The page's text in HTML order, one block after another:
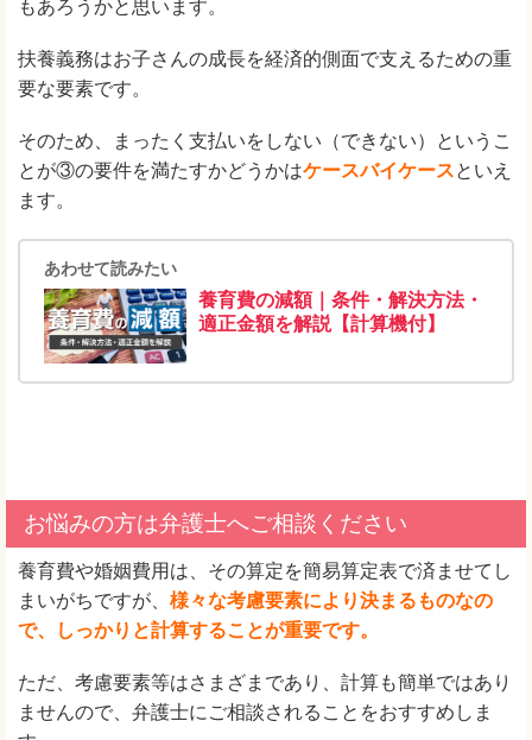
もあろうかと思います。
扶養義務はお子さんの成長を経済的側面で支えるための重
要な要素です。
そのため、まったく支払いをしない（できない）というこ
とが③の要件を満たすかどうかはケースバイケースといえ
ます。
あわせて読みたい
養育費の減額｜条件・解決方法・
適正金額を解説【計算機付】
お悩みの方は弁護士へご相談ください
養育費や婚姻費用は、その算定を簡易算定表で済ませてし
まいがちですが、 様々な考慮要素により決まるものなの
で、しっかりと計算することが重要です。
ただ、考慮要素等はさまざまであり、計算も簡単ではあり
ませんので、弁護士にご相談されることをおすすめしま